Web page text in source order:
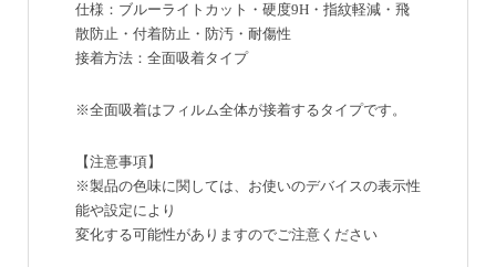
仕様：ブルーライトカット・硬度9H・指紋軽減・飛
散防止・付着防止・防汚・耐傷性
接着方法：全面吸着タイプ
※全面吸着はフィルム全体が接着するタイプです。
【注意事項】
※製品の色味に関しては、お使いのデバイスの表示性
能や設定により
変化する可能性がありますのでご注意ください